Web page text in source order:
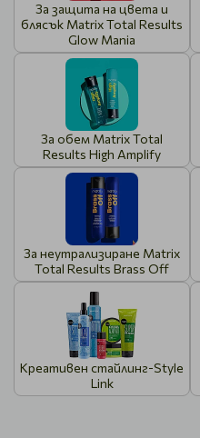
За защита на цвета и
блясък Matrix Total Results
Glow Mania
За обем Matrix Total
Results High Amplify
За неутрализиране Matrix
Total Results Brass Off
Креативен стайлинг-Style
Link